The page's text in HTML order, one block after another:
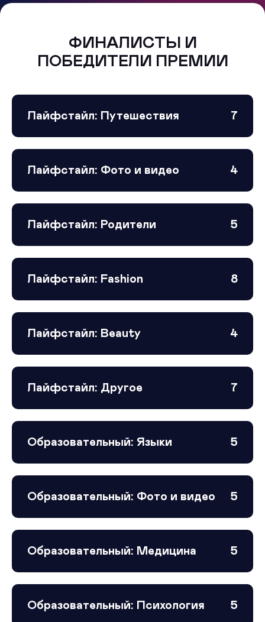
ФИНАЛИСТЫ И
ПОБЕДИТЕЛИ ПРЕМИИ
Лайфстайл: Путешествия 7
Лайфстайл: Фото и видео 4
Лайфстайл: Родители 5
Лайфстайл: Fashion 8
Лайфстайл: Beauty 4
Лайфстайл: Другое 7
Образовательный: Языки 5
Образовательный: Фото и видео 5
Образовательный: Медицина 5
Образовательный: Психология 5